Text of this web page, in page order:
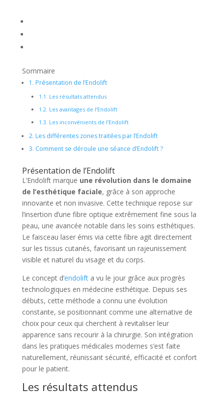
Sommaire
1. Présentation de l’Endolift
1.1. Les résultats attendus
1.2. Les avantages de l’Endolift
1.3. Les inconvénients de l’Endolift
2. Les différentes zones traitées par l’Endolift
3. Comment se déroule une séance d’Endolift ?
Présentation de l’Endolift
L’Endolift marque une révolution dans le domaine
de l’esthétique faciale, grâce à son approche
innovante et non invasive. Cette technique repose sur
l’insertion d’une fibre optique extrêmement fine sous la
peau, une avancée notable dans les soins esthétiques.
Le faisceau laser émis via cette fibre agit directement
sur les tissus cutanés, favorisant un rajeunissement
visible et naturel du visage et du corps.
Le concept d’endolifta vu le jour grâce aux progrès
technologiques en médecine esthétique. Depuis ses
débuts, cette méthode a connu une évolution
constante, se positionnant comme une alternative de
choix pour ceux qui cherchent à revitaliser leur
apparence sans recourir à la chirurgie. Son intégration
dans les pratiques médicales modernes s’est faite
naturellement, réunissant sécurité, efficacité et confort
pour le patient.
Les résultats attendus